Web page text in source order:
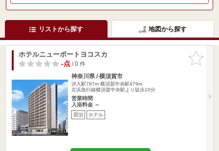
リストから探す 地図から探す
お気に入
りに追加
ホテルニューポートヨコスカ
-点/ 0 件
神奈川県 / 横須賀市
汐入駅787m 横須賀中央駅479m
京浜急行線横須賀中央駅より徒歩10分
営業時間
入浴料金 ～
宿泊 ホテル